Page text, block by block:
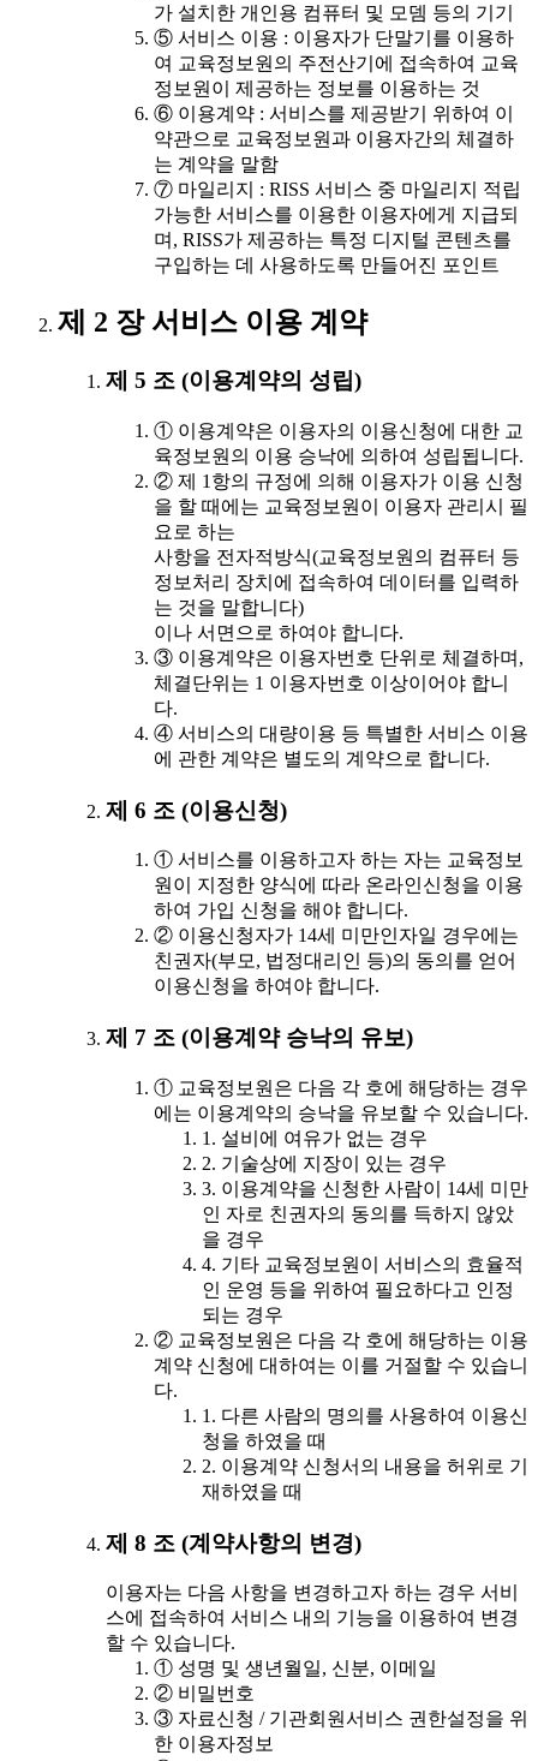
가 설치한 개인용 컴퓨터 및 모뎀 등의 기기
⑤ 서비스 이용 : 이용자가 단말기를 이용하
여 교육정보원의 주전산기에 접속하여 교육
정보원이 제공하는 정보를 이용하는 것
⑥ 이용계약 : 서비스를 제공받기 위하여 이
약관으로 교육정보원과 이용자간의 체결하
는 계약을 말함
⑦ 마일리지 : RISS 서비스 중 마일리지 적립
가능한 서비스를 이용한 이용자에게 지급되
며, RISS가 제공하는 특정 디지털 콘텐츠를
구입하는 데 사용하도록 만들어진 포인트
제 2 장 서비스 이용 계약
제 5 조 (이용계약의 성립)
① 이용계약은 이용자의 이용신청에 대한 교
육정보원의 이용 승낙에 의하여 성립됩니다.
② 제 1항의 규정에 의해 이용자가 이용 신청
을 할 때에는 교육정보원이 이용자 관리시 필
요로 하는
사항을 전자적방식(교육정보원의 컴퓨터 등
정보처리 장치에 접속하여 데이터를 입력하
는 것을 말합니다)
이나 서면으로 하여야 합니다.
③ 이용계약은 이용자번호 단위로 체결하며,
체결단위는 1 이용자번호 이상이어야 합니
다.
④ 서비스의 대량이용 등 특별한 서비스 이용
에 관한 계약은 별도의 계약으로 합니다.
제 6 조 (이용신청)
① 서비스를 이용하고자 하는 자는 교육정보
원이 지정한 양식에 따라 온라인신청을 이용
하여 가입 신청을 해야 합니다.
② 이용신청자가 14세 미만인자일 경우에는
친권자(부모, 법정대리인 등)의 동의를 얻어
이용신청을 하여야 합니다.
제 7 조 (이용계약 승낙의 유보)
① 교육정보원은 다음 각 호에 해당하는 경우
에는 이용계약의 승낙을 유보할 수 있습니다.
1. 설비에 여유가 없는 경우
2. 기술상에 지장이 있는 경우
3. 이용계약을 신청한 사람이 14세 미만
인 자로 친권자의 동의를 득하지 않았
을 경우
4. 기타 교육정보원이 서비스의 효율적
인 운영 등을 위하여 필요하다고 인정
되는 경우
② 교육정보원은 다음 각 호에 해당하는 이용
계약 신청에 대하여는 이를 거절할 수 있습니
다.
1. 다른 사람의 명의를 사용하여 이용신
청을 하였을 때
2. 이용계약 신청서의 내용을 허위로 기
재하였을 때
제 8 조 (계약사항의 변경)
이용자는 다음 사항을 변경하고자 하는 경우 서비
스에 접속하여 서비스 내의 기능을 이용하여 변경
할 수 있습니다.
① 성명 및 생년월일, 신분, 이메일
② 비밀번호
③ 자료신청 / 기관회원서비스 권한설정을 위
한 이용자정보